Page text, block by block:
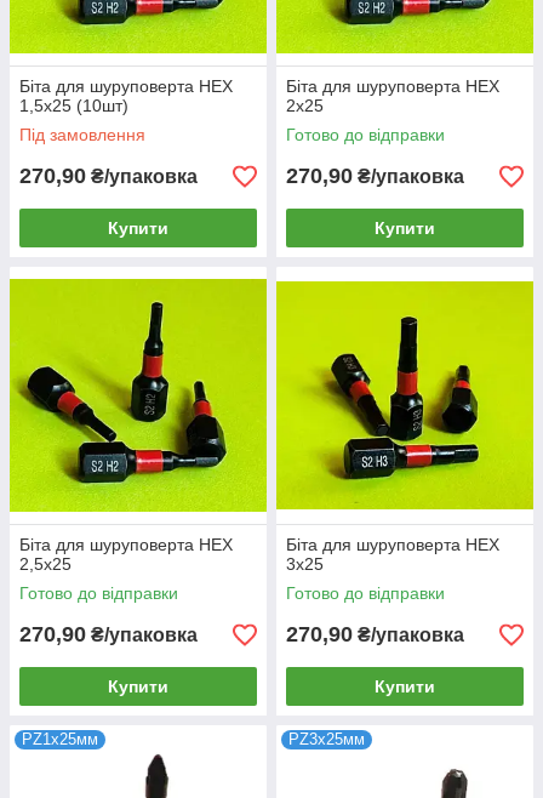
Біта для шуруповерта HEX
1,5x25 (10шт)
Під замовлення
270,90 ₴/упаковка
Купити
Біта для шуруповерта HEX
2x25
Готово до відправки
270,90 ₴/упаковка
Купити
Біта для шуруповерта HEX
2,5x25
Готово до відправки
270,90 ₴/упаковка
Купити
Біта для шуруповерта HEX
3x25
Готово до відправки
270,90 ₴/упаковка
Купити
РZ1x25мм PZ3x25мм